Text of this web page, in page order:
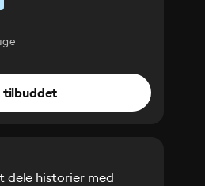
tilbuddet
dele historier med